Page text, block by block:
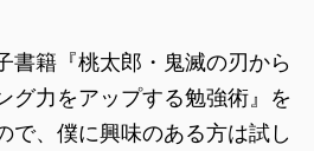
書籍『桃太郎・鬼滅の刃から
力をアップする勉強術』を
で、僕に興味のある方は試し